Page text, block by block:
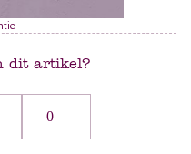
dit artikel?
0